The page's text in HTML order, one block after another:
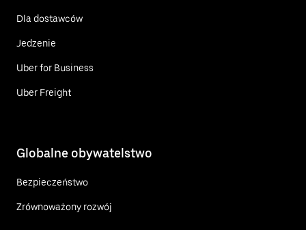
Dla dostawców
Jedzenie
Uber for Business
Uber Freight
Globalne obywatelstwo
Bezpieczeństwo
Zrównoważony rozwój